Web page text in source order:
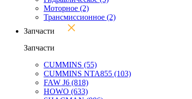
Моторное (2)
Трансмиссионное (2)
Запчасти
Запчасти
CUMMINS (55)
CUMMINS NTA855 (103)
FAW J6 (818)
HOWO (633)